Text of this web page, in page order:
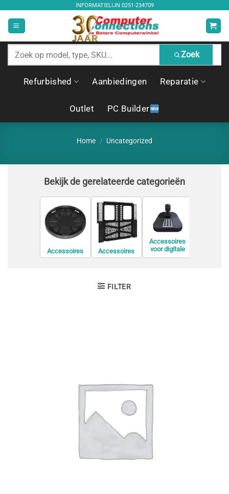
inhoud
INFORMATIELIJN 0251-234709
Zoek
producten
Zoek
Refurbished Aanbiedingen Reparatie
Outlet PC Builder
Home / Uncategorized
Bekijk de gerelateerde categorieën
Accessoires
voor
Accessoires
voor de
rmen
Accessoires
voor digitale
videorecorders
FILTER